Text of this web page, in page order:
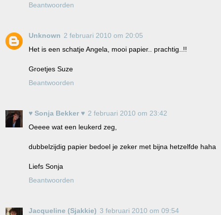
Beantwoorden
Unknown 2 februari 2010 om 20:05
Het is een schatje Angela, mooi papier.. prachtig..!!
Groetjes Suze
Beantwoorden
♥ Sonja Bekker ♥ 2 februari 2010 om 23:42
Oeeee wat een leukerd zeg,
dubbelzijdig papier bedoel je zeker met bijna hetzelfde haha
Liefs Sonja
Beantwoorden
Jacqueline (Sjakkie) 3 februari 2010 om 09:54